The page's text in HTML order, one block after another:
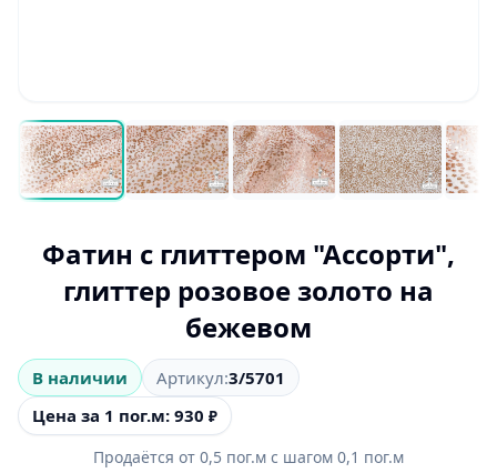
Фатин с глиттером "Ассорти",
глиттер розовое золото на
бежевом
В наличии Артикул:3/5701
Цена за 1 пог.м: 930 ₽
Продаётся от 0,5 пог.м с шагом 0,1 пог.м